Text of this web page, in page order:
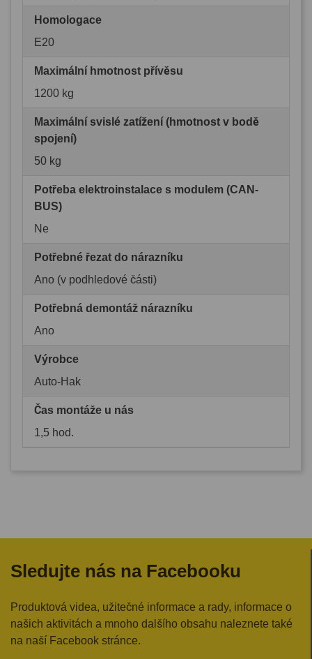
Homologace
E20
Maximální hmotnost přívěsu
1200 kg
Maximální svislé zatížení (hmotnost v bodě
spojení)
50 kg
Potřeba elektroinstalace s modulem (CAN-
BUS)
Ne
Potřebné řezat do nárazníku
Ano (v podhledové části)
Potřebná demontáž nárazníku
Ano
Výrobce
Auto-Hak
Čas montáže u nás
1,5 hod.
Sledujte nás na Facebooku
Produktová videa, užitečné informace a rady, informace o
našich aktivitách a mnoho dalšího obsahu naleznete také
na naší Facebook stránce.